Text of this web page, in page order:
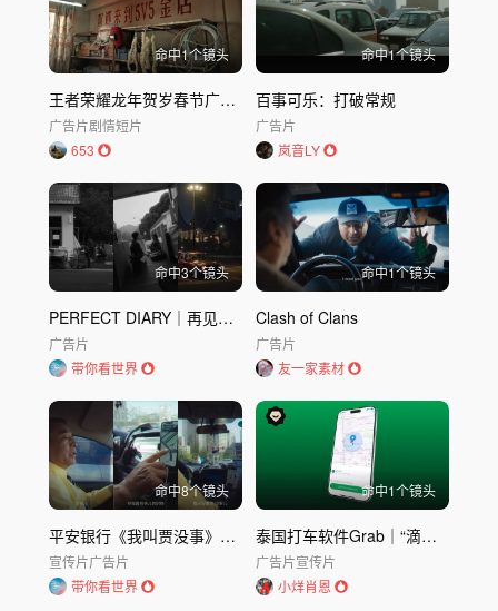
命中1个镜头
王者荣耀龙年贺岁春节广告《啊？上龙车》
广告片剧情短片
653
命中1个镜头
百事可乐：打破常规
广告片
岚音LY
命中3个镜头
PERFECT DIARY｜再见面 真好
广告片
带你看世界
命中1个镜头
Clash of Clans
广告片
友一家素材
命中8个镜头
平安银行《我叫贾没事》：三个字祝福一座城
宣传片广告片
带你看世界
命中1个镜头
泰国打车软件Grab｜“滴滴”打三轮
广告片宣传片
小烊肖恩